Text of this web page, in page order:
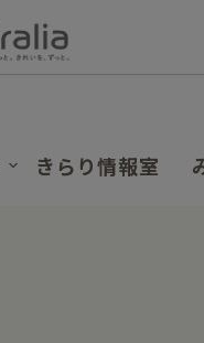
きらり情報室